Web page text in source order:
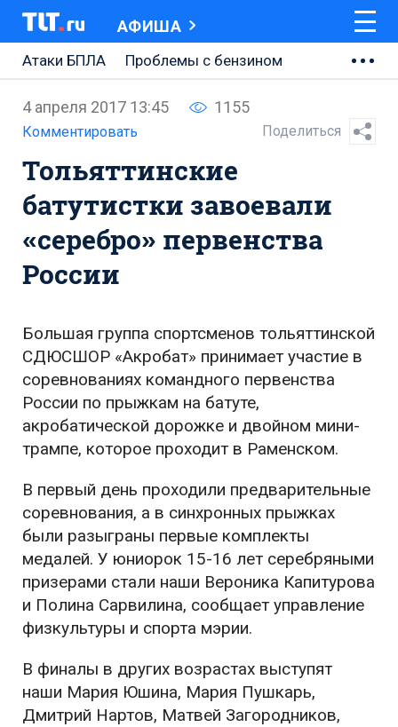
АФИША
Атаки БПЛА
Проблемы с бензином
Ремонт Центральной площади
Ремонт Обводного шоссе
Набережная Тольятти
Неделя Тольятти
4 апреля 2017 13:45 1155
Комментировать Поделиться
Тольяттинские
батутистки завоевали
«серебро» первенства
России
Большая группа спортсменов тольяттинской
СДЮСШОР «Акробат» принимает участие в
соревнованиях командного первенства
России по прыжкам на батуте,
акробатической дорожке и двойном мини-
трампе, которое проходит в Раменском.
В первый день проходили предварительные
соревнования, а в синхронных прыжках
были разыграны первые комплекты
медалей. У юниорок 15-16 лет серебряными
призерами стали наши Вероника Капитурова
и Полина Сарвилина, сообщает управление
физкультуры и спорта мэрии.
В финалы в других возрастах выступят
наши Мария Юшина, Мария Пушкарь,
Дмитрий Нартов, Матвей Загородников,